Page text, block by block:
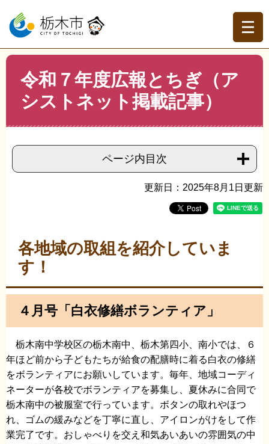
ー
の
先
ニ
ー
を
本
トップページ >組織でさがす >生涯学習課 >
令和７年度
広報とちぎ（アシストネット掲載記事）
令和７年度広報とちぎ（ア
シストネット掲載記事）
ページ内目次
更新日：2025年8月1日更新
各地域の取組を紹介していま
す！
４月号「白衣修繕ボランティア 」
栃木南中学校区の栃木南中、栃木第四小、南小では、６
年ほど前から子どもたちが給食の配膳時に着る白衣の修繕
をボランティアにお願いしています。毎年、地域コーディ
ネーターが各校でボランティアを募集し、夏休みに合同で
栃木南中の被服室で行っています。ボタンの取れやほつ
れ、ゴムの緩みなどを丁寧に直し、アイロンがけをして作
業完了です。おしゃべりを交え和気あいあいの雰囲気の中